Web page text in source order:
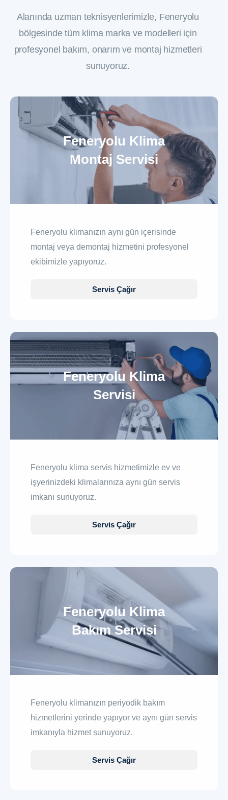
Alanında uzman teknisyenlerimizle, Feneryolu
bölgesinde tüm klima marka ve modelleri için
profesyonel bakım, onarım ve montaj hizmetleri
sunuyoruz.
Feneryolu Klima
Montaj Servisi
Feneryolu klimanızın aynı gün içerisinde
montaj veya demontaj hizmetini profesyonel
ekibimizle yapıyoruz.
Servis Çağır
Feneryolu Klima
Servisi
Feneryolu klima servis hizmetimizle ev ve
işyerinizdeki klimalarınıza aynı gün servis
imkanı sunuyoruz.
Servis Çağır
Feneryolu Klima
Bakım Servisi
Feneryolu klimanızın periyodik bakım
hizmetlerini yerinde yapıyor ve aynı gün servis
imkanıyla hizmet sunuyoruz.
Servis Çağır